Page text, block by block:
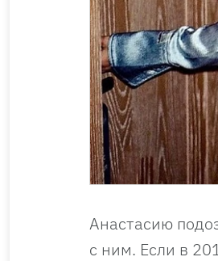
Анастасию
с ним. Если в